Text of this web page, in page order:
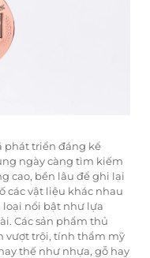
phát triển đáng kể
ngày càng tìm kiếm
cao, bền lâu để ghi lại
các vật liệu khác nhau
loại nổi bật như lựa
Các sản phẩm thủ
vượt trội, tính thẩm mỹ
thế như nhựa, gỗ hay